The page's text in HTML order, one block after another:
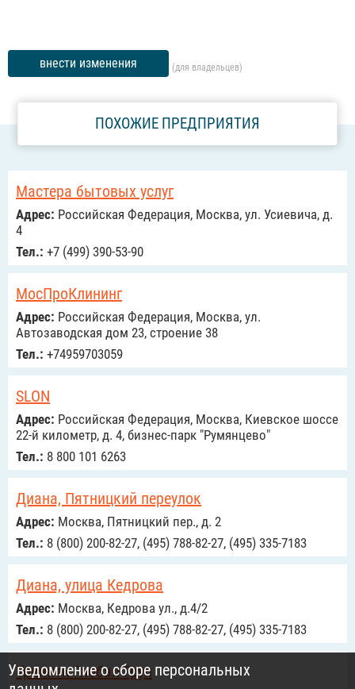
внести изменения (для владельцев)
ПОХОЖИЕ ПРЕДПРИЯТИЯ
Мастера бытовых услуг
Адрес: Российcкая Федерация, Москва, ул. Усиевича, д.
4
Тел.: +7 (499) 390-53-90
МосПроКлининг
Адрес: Российcкая Федерация, Москва, ул.
Автозаводская дом 23, строение 38
Тел.: +74959703059
SLON
Адрес: Российcкая Федерация, Москва, Киевское шоссе
22-й километр, д. 4, бизнес-парк "Румянцево"
Тел.: 8 800 101 6263
Диана, Пятницкий переулок
Адрес: Москва, Пятницкий пер., д. 2
Тел.: 8 (800) 200-82-27, (495) 788-82-27, (495) 335-7183
Диана, улица Кедрова
Адрес: Москва, Кедрова ул., д.4/2
Тел.: 8 (800) 200-82-27, (495) 788-82-27, (495) 335-7183
Тринити Глобал Груп
Уведомление о сборе персональных